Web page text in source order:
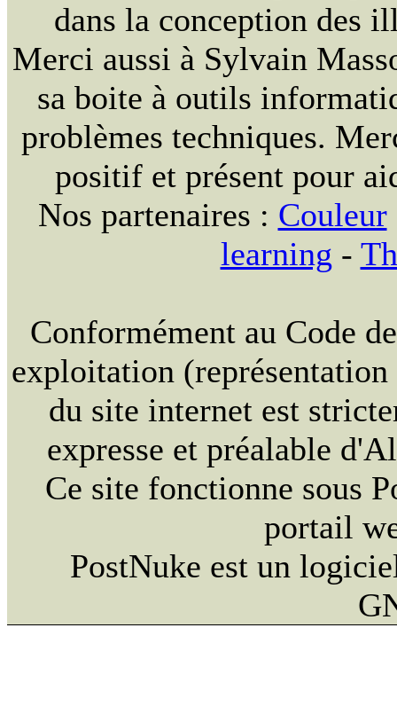
dans la conception des
Merci aussi à Sylvain
sa boite à outils
problèmes techniques.
positif et présent pour
Nos partenaires : Couleur
learning -
Conformément au Code
exploitation
du site internet est
expresse et préalable
Ce site fonctionne sous
portail
PostNuke est un